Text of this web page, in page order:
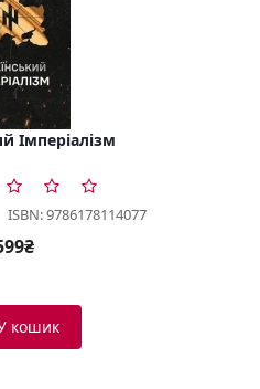
Імперіалізм
ISBN: 9786178114077
кошик